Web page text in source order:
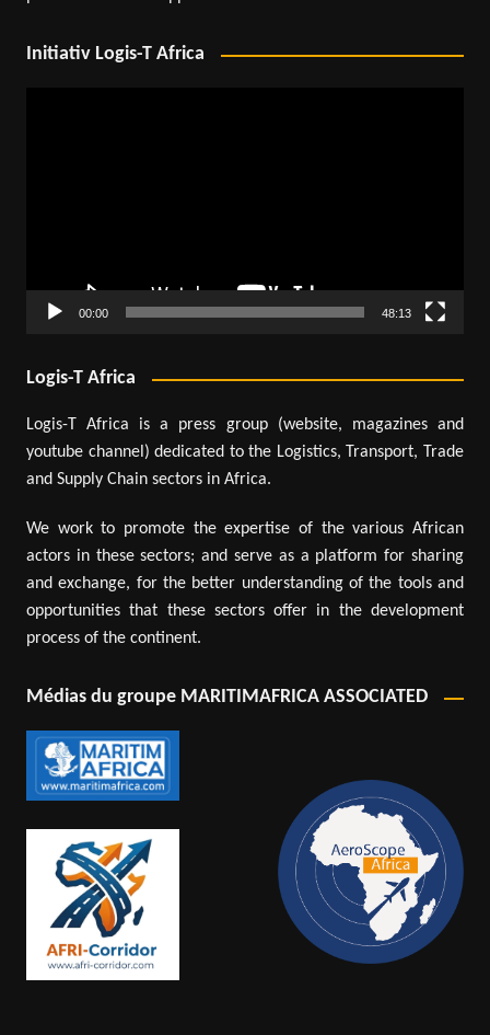
Initiativ Logis-T Africa
00:00 48:13
Logis-T Africa
Logis-T Africa is a press group (website, magazines and
youtube channel) dedicated to the Logistics, Transport, Trade
and Supply Chain sectors in Africa.
We work to promote the expertise of the various African
actors in these sectors; and serve as a platform for sharing
and exchange, for the better understanding of the tools and
opportunities that these sectors offer in the development
process of the continent.
Médias du groupe MARITIMAFRICA ASSOCIATED